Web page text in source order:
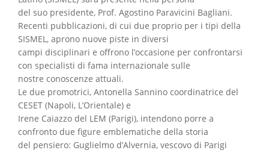
del suo presidente, Prof. Agostino Paravicini Bagliani.
Recenti pubblicazioni, di cui due proprio per i tipi della
SISMEL, aprono nuove piste in diversi
campi disciplinari e offrono l’occasione per confrontarsi
con specialisti di fama internazionale sulle
nostre conoscenze attuali.
Le due promotrici, Antonella Sannino coordinatrice del
CESET (Napoli, L’Orientale) e
Irene Caiazzo del LEM (Parigi), intendono porre a
confronto due figure emblematiche della storia
del pensiero: Guglielmo d’Alvernia, vescovo di Parigi